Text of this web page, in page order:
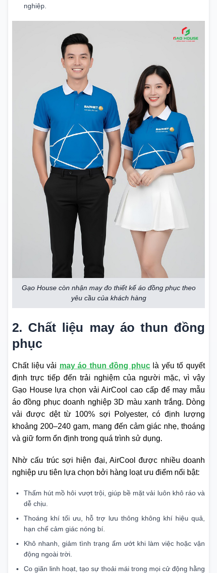
nghiệp.
Gạo House còn nhận may đo thiết kế áo đồng phục theo
yêu cầu của khách hàng
2. Chất liệu may áo thun đồng
phục
Chất liệu vải may áo thun đồng phụclà yếu tố quyết
định trực tiếp đến trải nghiệm của người mặc, vì vậy
Gạo House lựa chọn vải AirCool cao cấp để may mẫu
áo đồng phục doanh nghiệp 3D màu xanh trắng. Dòng
vải được dệt từ 100% sợi Polyester, có định lượng
khoảng 200–240 gam, mang đến cảm giác nhẹ, thoáng
và giữ form ổn định trong quá trình sử dụng.
Nhờ cấu trúc sợi hiện đại, AirCool được nhiều doanh
nghiệp ưu tiên lựa chọn bởi hàng loạt ưu điểm nổi bật:
Thấm hút mồ hôi vượt trội, giúp bề mặt vải luôn khô ráo và
dễ chịu.
Thoáng khí tối ưu, hỗ trợ lưu thông không khí hiệu quả,
hạn chế cảm giác nóng bí.
Khô nhanh, giảm tình trạng ẩm ướt khi làm việc hoặc vận
động ngoài trời.
Co giãn linh hoạt, tạo sự thoải mái trong mọi cử động hằng